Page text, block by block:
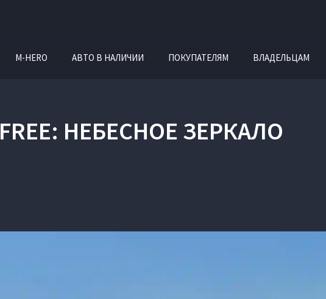
M-HERO АВТО В НАЛИЧИИ ПОКУПАТЕЛЯМ ВЛАДЕЛЬЦАМ
НЕБЕСНОЕ ЗЕРКАЛО